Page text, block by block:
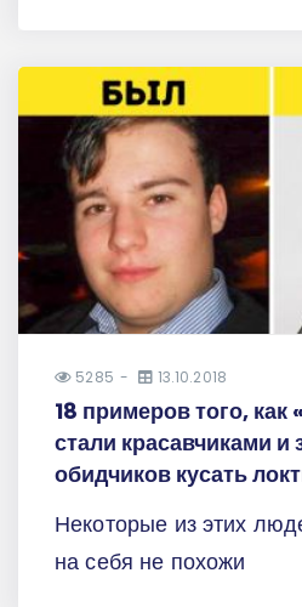
5285 13.10.2018
18 примеров того, как
стали красавчиками и
обидчиков кусать
Некоторые из этих
на себя не похожи